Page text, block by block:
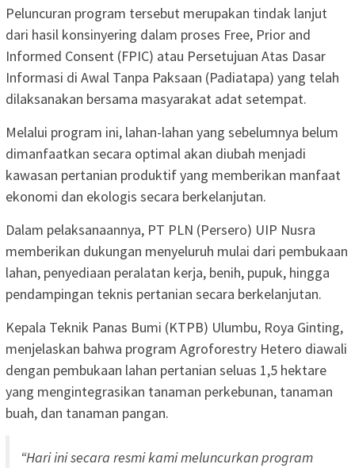
Peluncuran program tersebut merupakan tindak lanjut
dari hasil konsinyering dalam proses Free, Prior and
Informed Consent (FPIC) atau Persetujuan Atas Dasar
Informasi di Awal Tanpa Paksaan (Padiatapa) yang telah
dilaksanakan bersama masyarakat adat setempat.
Melalui program ini, lahan-lahan yang sebelumnya belum
dimanfaatkan secara optimal akan diubah menjadi
kawasan pertanian produktif yang memberikan manfaat
ekonomi dan ekologis secara berkelanjutan.
Dalam pelaksanaannya, PT PLN (Persero) UIP Nusra
memberikan dukungan menyeluruh mulai dari pembukaan
lahan, penyediaan peralatan kerja, benih, pupuk, hingga
pendampingan teknis pertanian secara berkelanjutan.
Kepala Teknik Panas Bumi (KTPB) Ulumbu, Roya Ginting,
menjelaskan bahwa program Agroforestry Hetero diawali
dengan pembukaan lahan pertanian seluas 1,5 hektare
yang mengintegrasikan tanaman perkebunan, tanaman
buah, dan tanaman pangan.
“Hari ini secara resmi kami meluncurkan program